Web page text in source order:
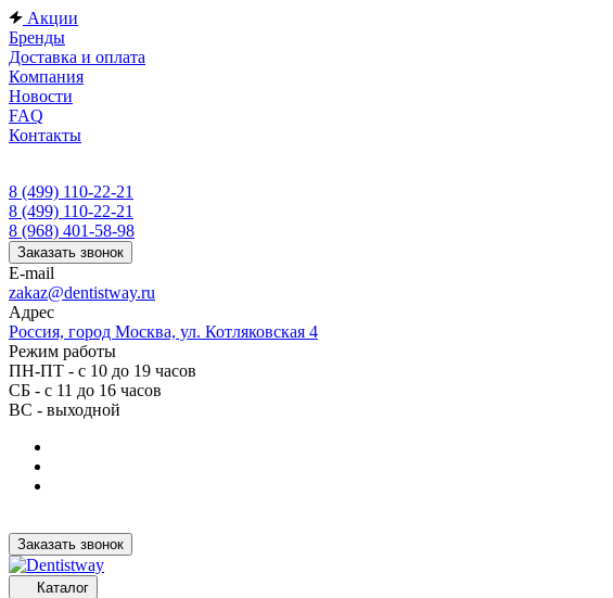
Акции
Бренды
Доставка и оплата
Компания
Новости
FAQ
Контакты
8 (499) 110-22-21
8 (499) 110-22-21
8 (968) 401-58-98
Заказать звонок
E-mail
zakaz@dentistway.ru
Адрес
Россия, город Москва, ул. Котляковская 4
Режим работы
ПН-ПТ - с 10 до 19 часов
СБ - с 11 до 16 часов
ВС - выходной
Заказать звонок
Каталог